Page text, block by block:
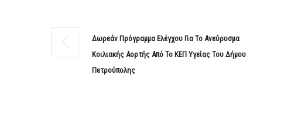
Δωρεάν Πρόγραμμα Ελέγχου Για Το Ανεύρυσμα
Κοιλιακής Αορτής Από Το ΚΕΠ Υγείας Του Δήμου
Πετρούπολης